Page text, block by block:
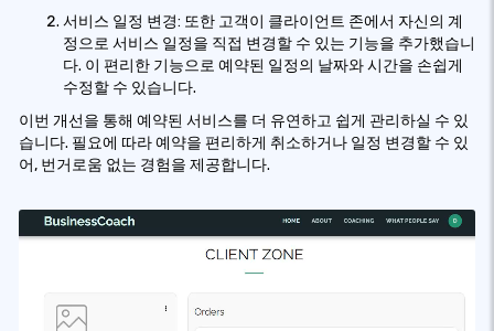
서비스 일정 변경: 또한 고객이 클라이언트 존에서 자신의 계
정으로 서비스 일정을 직접 변경할 수 있는 기능을 추가했습니
다. 이 편리한 기능으로 예약된 일정의 날짜와 시간을 손쉽게
수정할 수 있습니다.
이번 개선을 통해 예약된 서비스를 더 유연하고 쉽게 관리하실 수 있
습니다. 필요에 따라 예약을 편리하게 취소하거나 일정 변경할 수 있
어, 번거로움 없는 경험을 제공합니다.